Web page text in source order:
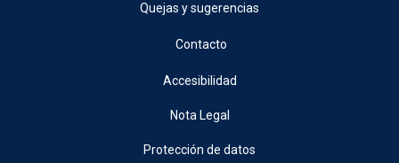
Quejas y sugerencias
Contacto
Accesibilidad
Nota Legal
Protección de datos